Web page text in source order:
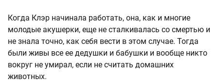
Когда Клэр начинала работать, она, как и многие
молодые акушерки, еще не сталкивалась со смертью и
не знала точно, как себя вести в этом случае. Тогда
были живы все ее дедушки и бабушки и вообще никто
вокруг не умирал, если не считать домашних
животных.